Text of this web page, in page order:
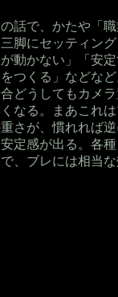
話で、かたや「
脚にセッティン
動かない」「安
つくる」などな
どうしてもカメ
なる。まあこれ
さが、慣れれば
定感が出る。各
、ブレには相当